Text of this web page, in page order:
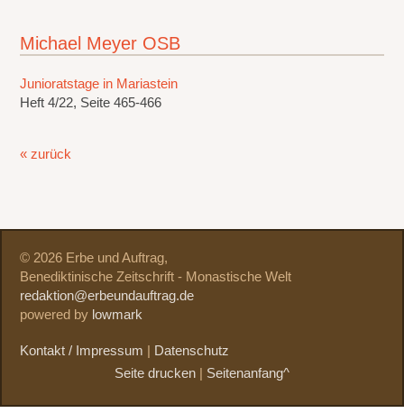
Michael Meyer OSB
Junioratstage in Mariastein
Heft 4/22, Seite 465-466
« zurück
© 2026 Erbe und Auftrag,
Benediktinische Zeitschrift - Monastische Welt
redaktion@erbeundauftrag.de
powered by lowmark
Kontakt / Impressum
Datenschutz
Seite drucken
Seitenanfang^